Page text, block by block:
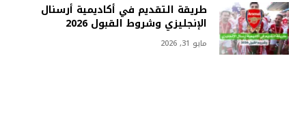
طريقة التقديم في أكاديمية أرسنال
الإنجليزي وشروط القبول 2026
مايو 31, 2026